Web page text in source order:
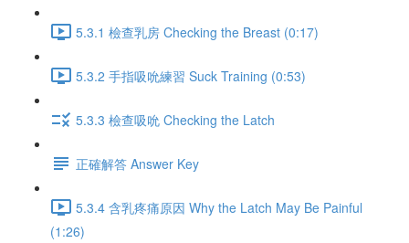
5.3.1 檢查乳房 Checking the Breast (0:17)
5.3.2 手指吸吮練習 Suck Training (0:53)
5.3.3 檢查吸吮 Checking the Latch
正確解答 Answer Key
5.3.4 含乳疼痛原因 Why the Latch May Be Painful
(1:26)